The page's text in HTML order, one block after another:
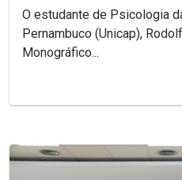
O estudante de Psicologia
Pernambuco (Unicap),
Monográfico...